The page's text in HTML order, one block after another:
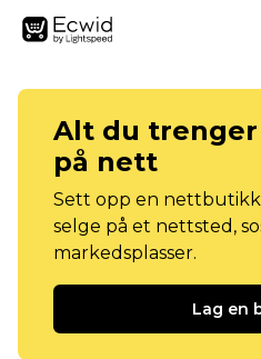
Alt du
på nett
Sett opp en
selge på et nettsted,
markedsplasser.
Lag en